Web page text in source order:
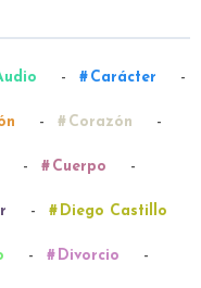
- Carácter -
- Corazón -
- Cuerpo -
- Diego Castillo
- Divorcio -